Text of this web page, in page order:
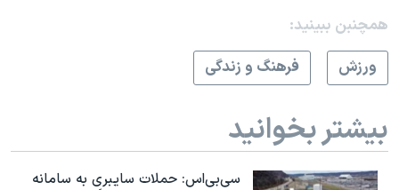
همچنبن ببینید:
ورزش
فرهنگ و زندگی
بیشتر بخوانید
سی‌بی‌اس: حملات سایبری به سامانه